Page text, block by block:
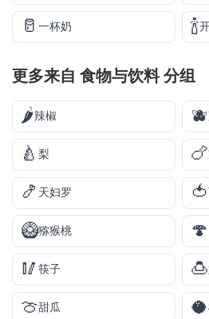
🥛 一杯奶 🍾
更多来自 食物与饮料分组
🌶️辣椒 🫐
🍐 梨 🍗
🍤 天妇罗 🍅
🥝猕猴桃
🥢 筷子 🍮
🍈甜瓜 🥥